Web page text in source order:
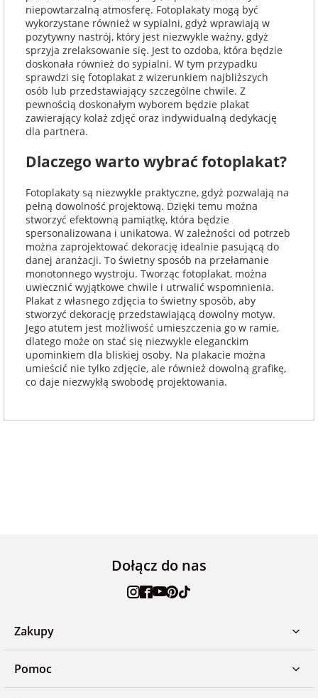
niepowtarzalną atmosferę. Fotoplakaty mogą być
wykorzystane również w sypialni, gdyż wprawiają w
pozytywny nastrój, który jest niezwykle ważny, gdyż
sprzyja zrelaksowanie się. Jest to ozdoba, która będzie
doskonała również do sypialni. W tym przypadku
sprawdzi się fotoplakat z wizerunkiem najbliższych
osób lub przedstawiający szczególne chwile. Z
pewnością doskonałym wyborem będzie plakat
zawierający kolaż zdjęć oraz indywidualną dedykację
dla partnera.
Dlaczego warto wybrać fotoplakat?
Fotoplakaty są niezwykle praktyczne, gdyż pozwalają na
pełną dowolność projektową. Dzięki temu można
stworzyć efektowną pamiątkę, która będzie
spersonalizowana i unikatowa. W zależności od potrzeb
można zaprojektować dekorację idealnie pasującą do
danej aranżacji. To świetny sposób na przełamanie
monotonnego wystroju. Tworząc fotoplakat, można
uwiecznić wyjątkowe chwile i utrwalić wspomnienia.
Plakat z własnego zdjęcia to świetny sposób, aby
stworzyć dekorację przedstawiającą dowolny motyw.
Jego atutem jest możliwość umieszczenia go w ramie,
dlatego może on stać się niezwykle eleganckim
upominkiem dla bliskiej osoby. Na plakacie można
umieścić nie tylko zdjęcie, ale również dowolną grafikę,
co daje niezwykłą swobodę projektowania.
Dołącz do nas
Zakupy
Pomoc